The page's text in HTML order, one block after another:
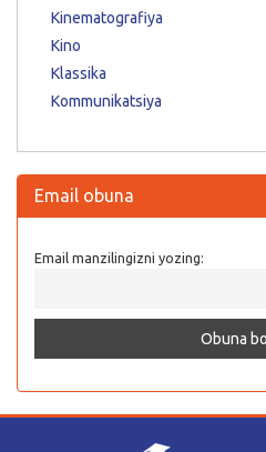
Kinematografiya
Kino
Klassika
Kommunikatsiya
Email obuna
Email manzilingizni yozing: